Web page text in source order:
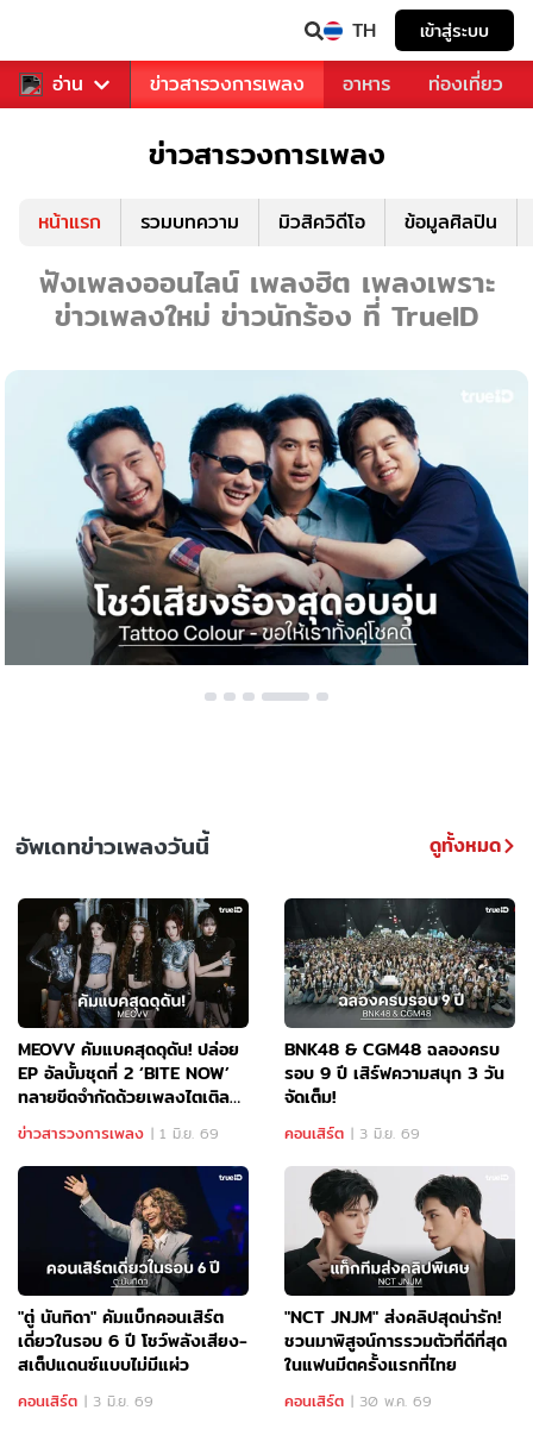
TH เข้าสู่ระบบ
อ่าน
ข่าวบันเทิง ข่าวสารวงการเพลง อาหาร ท่องเที่ยว
ข่าวสารวงการเพลง
หน้าแรก รวมบทความ มิวสิควิดีโอ ข้อมูลศิลปิน
ฟังเพลงออนไลน์ เพลงฮิต เพลงเพราะ
ข่าวเพลงใหม่ ข่าวนักร้อง ที่ TrueID
อัพเดทข่าวเพลงวันนี้ ดูทั้งหมด
MEOVV คัมแบคสุดดุดัน! ปล่อย
EP อัลบั้มชุดที่ 2 ‘BITE NOW’
ทลายขีดจำกัดด้วยเพลงไตเติล
‘DDI RO RI’
ข่าวสารวงการเพลง | 1 มิ.ย. 69
BNK48 & CGM48 ฉลองครบ
รอบ 9 ปี เสิร์ฟความสนุก 3 วัน
จัดเต็ม!
คอนเสิร์ต | 3 มิ.ย. 69
"ตู่ นันทิดา" คัมแบ็กคอนเสิร์ต
เดี่ยวในรอบ 6 ปี โชว์พลังเสียง-
สเต็ปแดนซ์แบบไม่มีแผ่ว
คอนเสิร์ต | 3 มิ.ย. 69
"NCT JNJM" ส่งคลิปสุดน่ารัก!
ชวนมาพิสูจน์การรวมตัวที่ดีที่สุด
ในแฟนมีตครั้งแรกที่ไทย
คอนเสิร์ต | 30 พ.ค. 69